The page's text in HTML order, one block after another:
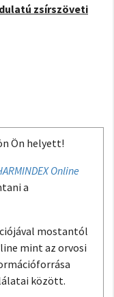
zsírszöveti
Ön helyett!
Online
a
mostantól
mint az orvosi
között.